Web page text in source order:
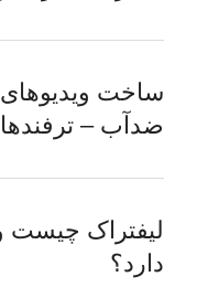
ضدآب –
لیفتراک چیست و
دارد؟